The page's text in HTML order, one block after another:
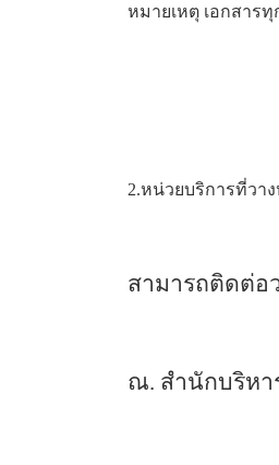
หมายเหตุ เอกสา
2.หน่วยบริการที่วา
สามารถติดต่อ
ณ. สำนักบริหา